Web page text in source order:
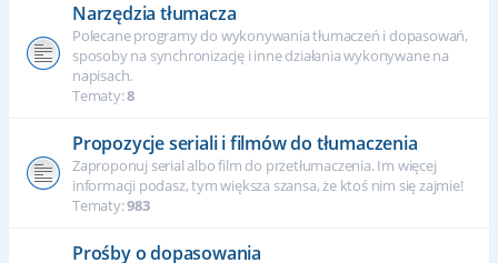
Narzędzia tłumacza
Polecane programy do wykonywania tłumaczeń i dopasowań,
sposoby na synchronizację i inne działania wykonywane na
napisach.
Tematy:8
Propozycje seriali i filmów do tłumaczenia
Zaproponuj serial albo film do przetłumaczenia. Im więcej
informacji podasz, tym większa szansa, że ktoś nim się zajmie!
Tematy:983
Prośby o dopasowania